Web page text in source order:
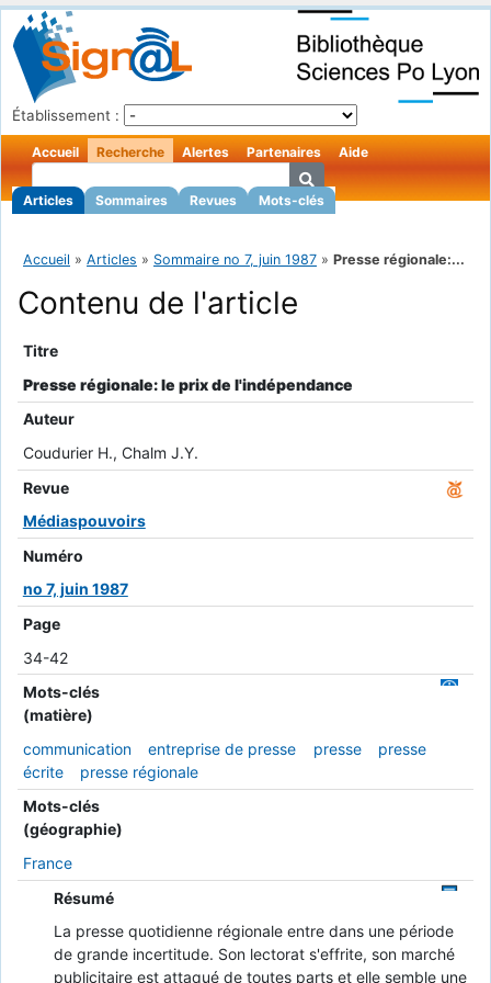
Établissement :
Accueil Recherche
Articles Sommaires Revues Mots-clés
Alertes Partenaires Aide
Accueil » Articles » Sommaire no 7, juin 1987 » Presse régionale:...
Contenu de l'article
Titre
Presse régionale: le prix de l'indépendance
Auteur
Coudurier H., Chalm J.Y.
Revue
Médiaspouvoirs
Numéro
no 7, juin 1987
Page
34-42
Mots-clés
(matière)
communication
entreprise de presse presse
presse
écrite
presse régionale
Mots-clés
(géographie)
France
Résumé
La presse quotidienne régionale entre dans une période
de grande incertitude. Son lectorat s'effrite, son marché
publicitaire est attaqué de toutes parts et elle semble une